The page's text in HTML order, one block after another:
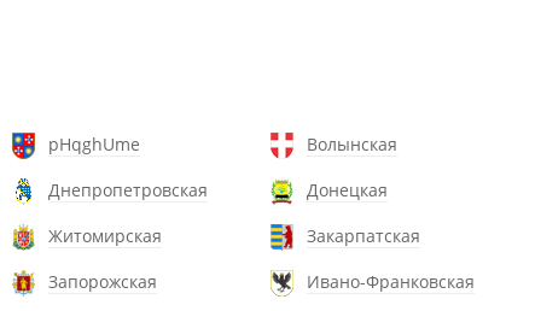
pHqghUme
Волынская
Днепропетровская
Донецкая
Житомирская
Закарпатская
Запорожская
Ивано-Франковская